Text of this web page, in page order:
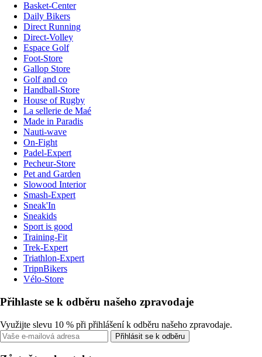
Basket-Center
Daily Bikers
Direct Running
Direct-Volley
Espace Golf
Foot-Store
Gallop Store
Golf and co
Handball-Store
House of Rugby
La sellerie de Maé
Made in Paradis
Nauti-wave
On-Fight
Padel-Expert
Pecheur-Store
Pet and Garden
Slowood Interior
Smash-Expert
Sneak'In
Sneakids
Sport is good
Training-Fit
Trek-Expert
Triathlon-Expert
TripnBikers
Vélo-Store
Přihlaste se k odběru našeho zpravodaje
Využijte slevu 10 % při přihlášení k odběru našeho zpravodaje.
Přihlásit se k odběru